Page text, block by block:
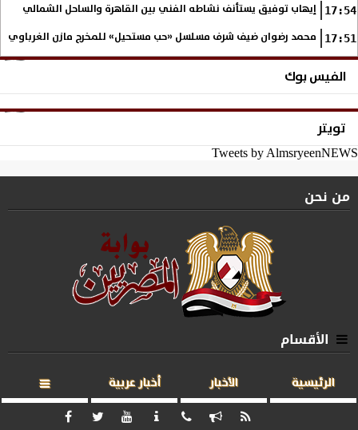
17:54 إيهاب توفيق يستأنف نشاطه الفني بين القاهرة والساحل الشمالي
17:51 محمد رضوان ضيف شرف مسلسل «حب مستحيل» للمخرج مازن الغرباوي
الفيس بوك
تويتر
Tweets by AlmsryeenNEWS
من نحن
الأقسام
الرئيسية الأخبار أخبار عربية